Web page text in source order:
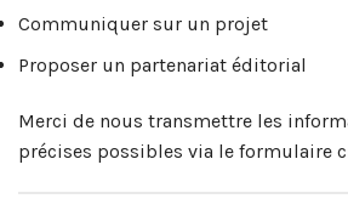
Communiquer sur un projet
Proposer un partenariat éditorial
Merci de nous transmettre les
précises possibles via le formulaire